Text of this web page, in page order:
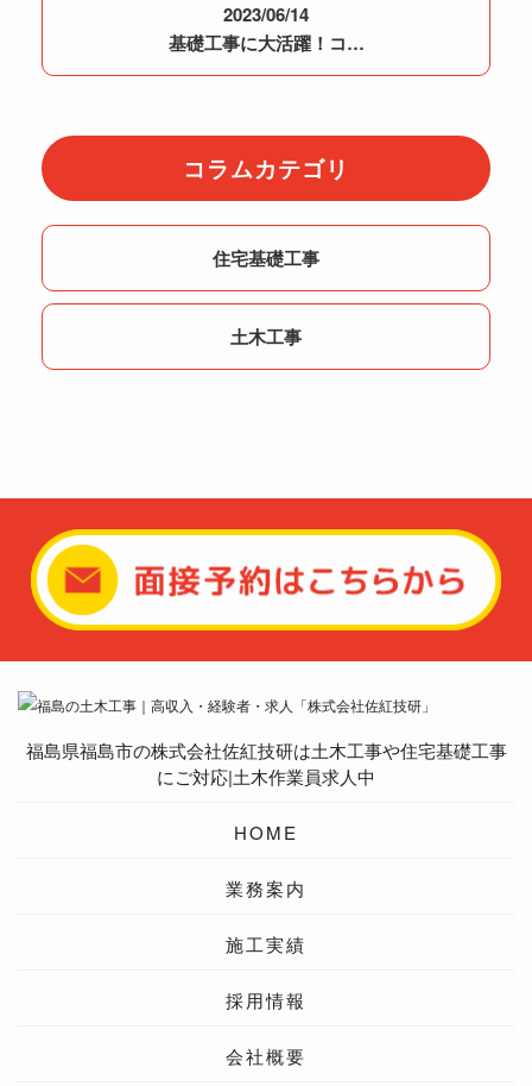
2023/06/14
基礎工事に大活躍！コ…
コラムカテゴリ
住宅基礎工事
土木工事
福島県福島市の株式会社佐紅技研は土木工事や住宅基礎工事
にご対応|土木作業員求人中
HOME
業務案内
施工実績
採用情報
会社概要